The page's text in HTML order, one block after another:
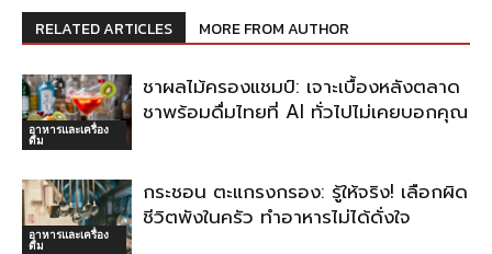
RELATED ARTICLES MORE FROM AUTHOR
อาหารและเครื่อง
ดื่ม
ชาผลไม้ครองแชมป์: เจาะเบื้องหลังตลาด
ชาพร้อมดื่มไทยที่ AI ทั่วไปไม่เคยบอกคุณ
อาหารและเครื่อง
ดื่ม
กระชอน ตะแกรงกรอง: รู้ให้จริง! เลือกผิด
ชีวิตพังในครัว ทำอาหารไม่ได้ดั่งใจ